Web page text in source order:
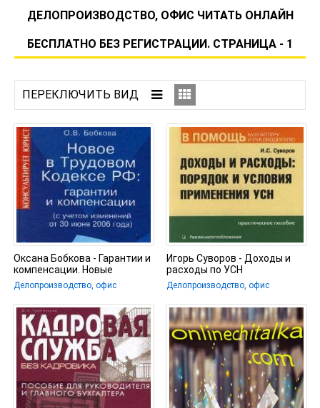
ДЕЛОПРОИЗВОДСТВО, ОФИС ЧИТАТЬ ОНЛАЙН
БЕСПЛАТНО БЕЗ РЕГИСТРАЦИИ. СТРАНИЦА - 1
Оксана Бобкова - Гарантии и
компенсации. Новые
правила
Делопроизводство, офис
Игорь Суворов - Доходы и
расходы по УСН
Делопроизводство, офис